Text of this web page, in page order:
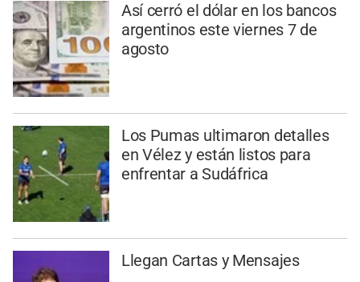
Así cerró el dólar en los bancos
argentinos este viernes 7 de
agosto
Los Pumas ultimaron detalles
en Vélez y están listos para
enfrentar a Sudáfrica
Llegan Cartas y Mensajes